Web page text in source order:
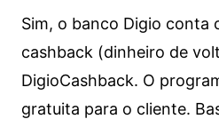
Sim, o banco Digio conta
cashback (dinheiro de
DigioCashback. O
gratuita para o cliente.